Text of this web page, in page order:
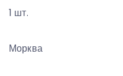
1 шт.
Морква